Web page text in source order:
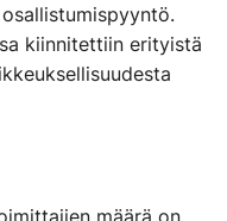
kiinnitettiin erityistä
määrä on